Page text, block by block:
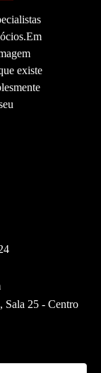
existe
Sala 25 - Centro